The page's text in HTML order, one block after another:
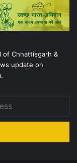
of Chhattisgarh &
update on